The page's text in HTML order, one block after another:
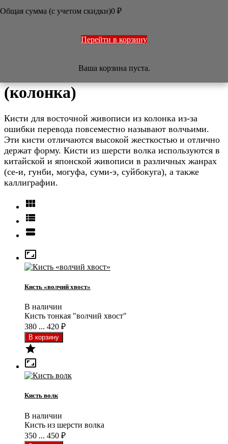
ПЕЧАТИ
ТОВАРЫ ИЗ ЯПОНИИ
​Кисти из шерсти волка
(колонка)
Кисти для восточной живописи из колонка из-за
ошибки перевода повсеместно называют волчьими.
Эти кисти отличаются высокой жесткостью и отлично
держат форму. Кисти из шерсти волка используются в
китайской и японской живописи в различных жанрах
(се-и, гунби, могуфа, суми-э, суйбокуга), а также
каллиграфии.




Кисть «волчий хвост»
В наличии
Кисть тонкая "волчий хвост"
380 ... 420 ₽


Кисть волк
В наличии
Кисть из шерсти волка
350 ... 450 ₽
Общая сумма (с учетом скидки)0 ₽
Перейти в корзину
Ваша корзина пуста.